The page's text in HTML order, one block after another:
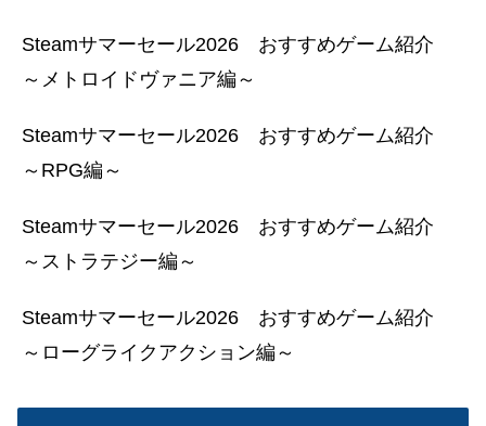
Steamサマーセール2026 おすすめゲーム紹介
～メトロイドヴァニア編～
Steamサマーセール2026 おすすめゲーム紹介
～RPG編～
Steamサマーセール2026 おすすめゲーム紹介
～ストラテジー編～
Steamサマーセール2026 おすすめゲーム紹介
～ローグライクアクション編～